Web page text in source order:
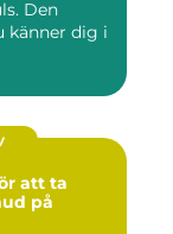
Den
känner dig i
att ta
på